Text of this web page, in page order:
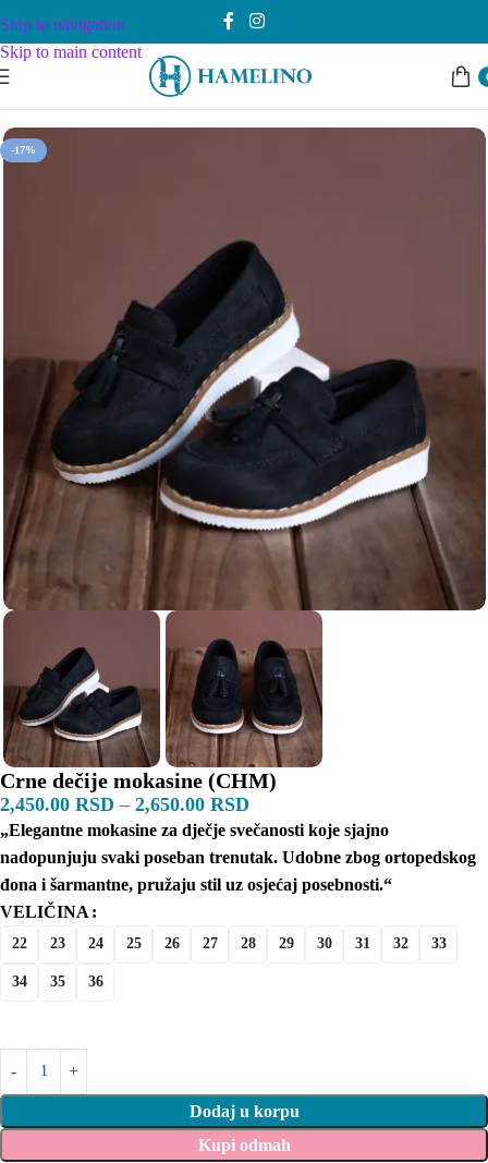
Skip to navigation
Skip to main content
Obuća 19-25
-17%
Crne dečije mokasine (CHM)
2,450.00 RSD – 2,650.00 RSD
„Elegantne mokasine za dječje svečanosti koje sjajno
nadopunjuju svaki poseban trenutak. Udobne zbog ortopedskog
đona i šarmantne, pružaju stil uz osjećaj posebnosti.“
VELIČINA
22 23 24 25 26 27 28 29 30 31 32 33
34 35 36
Dodaj u korpu
Kupi odmah